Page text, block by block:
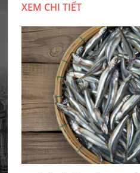
XEM CHI TIẾT